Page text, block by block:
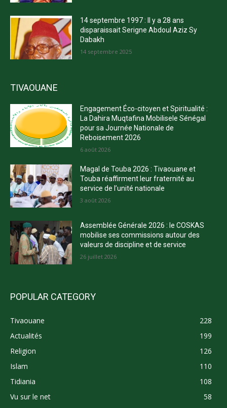
14 septembre 1997 : Il y a 28 ans
disparaissait Serigne Abdoul Aziz Sy
Dabakh
14 septembre 2025
TIVAOUANE
Engagement Éco-citoyen et Spiritualité :
La Dahira Muqtafina Mobilisele Sénégal
pour sa Journée Nationale de
Reboisement 2026
6 août 2026
Magal de Touba 2026 : Tivaouane et
Touba réaffirment leur fraternité au
service de l’unité nationale
3 août 2026
Assemblée Générale 2026 : le COSKAS
mobilise ses commissions autour des
valeurs de discipline et de service
26 juillet 2026
POPULAR CATEGORY
Tivaouane
228
Actualités
199
Religion
126
Islam
110
Tidiania
108
Vu sur le net
58